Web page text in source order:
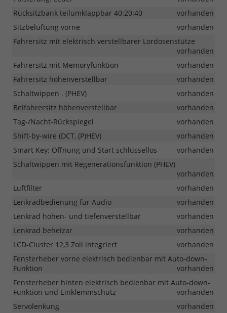
Rücksitzbank teilumklappbar 40:20:40
vorhanden
Sitzbelüftung vorne
vorhanden
Fahrersitz mit elektrisch verstellbarer Lordosenstütze
vorhanden
Fahrersitz mit Memoryfunktion
vorhanden
Fahrersitz höhenverstellbar
vorhanden
Schaltwippen . (PHEV)
vorhanden
Beifahrersitz höhenverstellbar
vorhanden
Tag-/Nacht-Rückspiegel
vorhanden
Shift-by-wire (DCT, (P)HEV)
vorhanden
Smart Key: Öffnung und Start schlüssellos
vorhanden
Schaltwippen mit Regenerationsfunktion (PHEV)
vorhanden
Luftfilter
vorhanden
Lenkradbedienung für Audio
vorhanden
Lenkrad höhen- und tiefenverstellbar
vorhanden
Lenkrad beheizar
vorhanden
LCD-Cluster 12,3 Zoll integriert
vorhanden
Fensterheber vorne elektrisch bedienbar mit Auto-down-
Funktion
vorhanden
Fensterheber hinten elektrisch bedienbar mit Auto-down-
Funktion und Einklemmschutz
vorhanden
Servolenkung
vorhanden